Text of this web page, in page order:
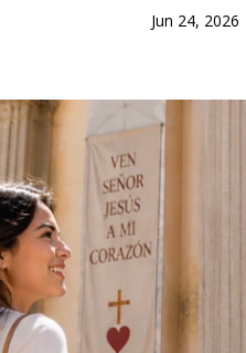
Jun 24, 2026